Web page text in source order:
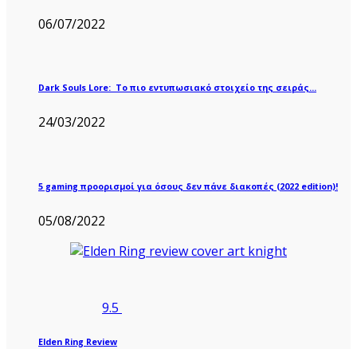
06/07/2022
Dark Souls Lore: Το πιο εντυπωσιακό στοιχείο της σειράς…
24/03/2022
5 gaming προορισμοί για όσους δεν πάνε διακοπές (2022 edition)!
05/08/2022
9.5
Elden Ring Review